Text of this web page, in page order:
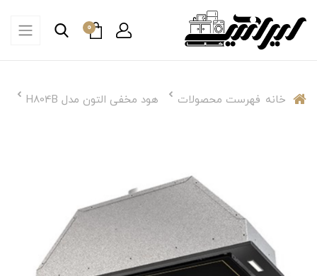
0
خانه فهرست محصولات هود مخفی التون مدل H804B